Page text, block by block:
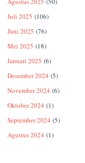
Juli 2025 (106)
Juni 2025 (76)
Mei 2025 (18)
Januari 2025 (6)
Desember 2024 (5)
November 2024 (6)
Oktober 2024 (1)
September 2024 (5)
Agustus 2024 (1)